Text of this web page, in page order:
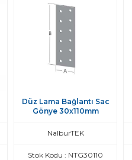
Düz Lama Bağlantı Sac
Gönye 30x110mm
NalburTEK
Stok Kodu : NTG30110